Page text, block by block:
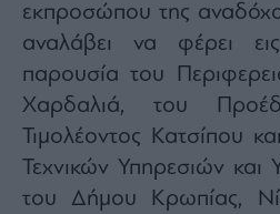
Μετοχές
Αγορές
Trader's
book
Buy-
Hold-
εκπροσώπου της
αναλάβει να φέρει
παρουσία του
Χαρδαλιά, του
Τιμολέοντος Κατσίπου
Τεχνικών Υπηρεσιών
του Δήμου Κρωπίας,